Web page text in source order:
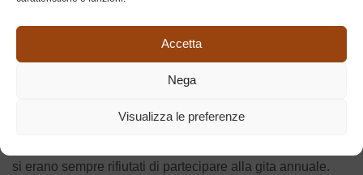
Accetta
Nega
Visualizza le preferenze
divertivamo molto, mia nonna aveva lo stesso umore di un
Raggiunto Como e preso il treno ritornammo a Milano dove
chiesero come era andata, mia nonna rispose “èm ciapà
l’impressione che non ci abbiano creduto.
si erano sempre rifiutati di partecipare alla gita annuale.